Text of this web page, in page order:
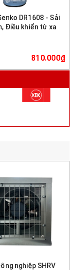
DR1608 - Sải
Điều khiển từ xa
810.000₫
nghiệp SHRV